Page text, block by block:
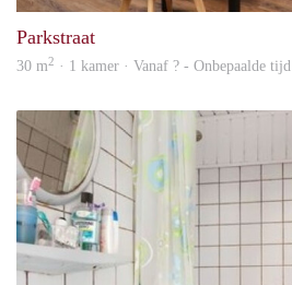
Parkstraat
30 m2 · 1 kamer · Vanaf ? - Onbepaalde tijd